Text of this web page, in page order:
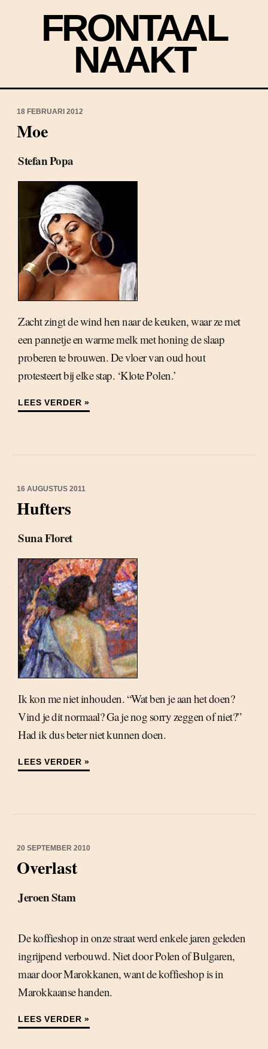
FRONTAAL
NAAKT
18 FEBRUARI 2012
Moe
Stefan Popa
Zacht zingt de wind hen naar de keuken, waar ze met
een pannetje en warme melk met honing de slaap
proberen te brouwen. De vloer van oud hout
protesteert bij elke stap. ‘Klote Polen.’
LEES VERDER »
16 AUGUSTUS 2011
Hufters
Suna Floret
Ik kon me niet inhouden. “Wat ben je aan het doen?
Vind je dit normaal? Ga je nog sorry zeggen of niet?”
Had ik dus beter niet kunnen doen.
LEES VERDER »
20 SEPTEMBER 2010
Overlast
Jeroen Stam
De koffieshop in onze straat werd enkele jaren geleden
ingrijpend verbouwd. Niet door Polen of Bulgaren,
maar door Marokkanen, want de koffieshop is in
Marokkaanse handen.
LEES VERDER »